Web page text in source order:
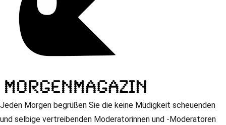
Jeden Morgen begrüßen Sie die keine Müdigkeit scheuenden
und selbige vertreibenden Moderatorinnen und -Moderatoren